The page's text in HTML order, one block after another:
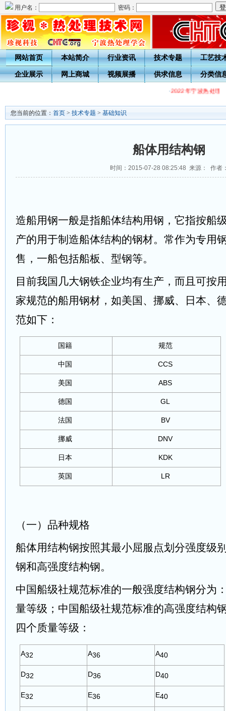
用户名： 密码：
网站首页 本站简介 行业资讯 技术专题 工艺技
企业展示 网上商城 视频展播 供求信息 分类信
2022年宁波热处理
您当前的位置： 首页 > 技术专题 > 基础知识
船体用结构钢
时间：2015-07-28 08:25:48 来源： 作者
造船用钢一般是指船体结构用钢，它指按船
产的用于制造船体结构的钢材。常作为专用
售，一船包括船板、型钢等。
目前我国几大钢铁企业均有生产，而且可按
家规范的船用钢材，如美国、挪威、日本、
范如下：
国籍 规范
中国 CCS
美国 ABS
德国 GL
法国 BV
挪威 DNV
日本 KDK
英国 LR
（一）品种规格
船体用结构钢按照其最小屈服点划分强度级
钢和高强度结构钢。
中国船级社规范标准的一般强度结构钢分为
量等级；中国船级社规范标准的高强度结构
四个质量等级：
A32 A36 A40
D32 D36 D40
E32 E36 E40